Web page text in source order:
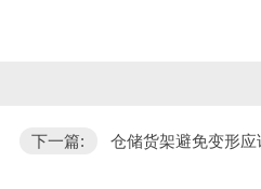
下一篇: 仓储货架避免变形应